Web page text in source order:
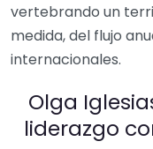
vertebrando un
medida, del flujo
internacionales.
Olga
liderazgo